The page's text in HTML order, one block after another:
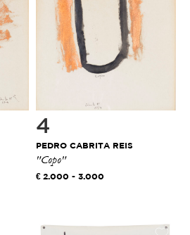
4
PEDRO CABRITA REIS
"Copo"
2.000 - 3.000